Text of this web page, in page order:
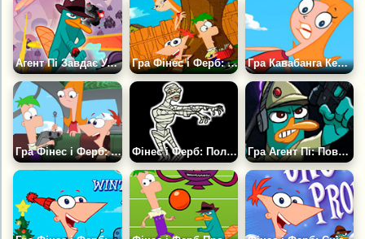
Агент Пі Завдає Удару у Відповідь Гра Фінес і Ферб: Упорядкувати Плитки Гра Кавабанга Кендіс
Гра Фінес і Ферб: Пазл Винахід Фінес і Ферб: Полювання на Монстрів Гра Агент Пі: Повстання шпигуна